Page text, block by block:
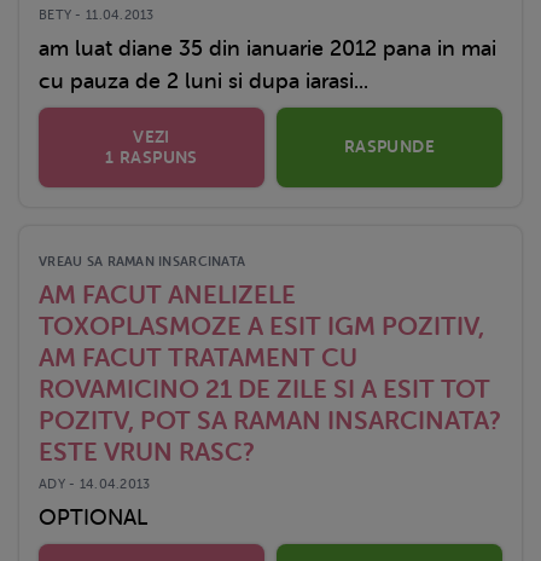
BETY - 11.04.2013
am luat diane 35 din ianuarie 2012 pana in mai
cu pauza de 2 luni si dupa iarasi...
VEZI
1 RASPUNS
RASPUNDE
VREAU SA RAMAN INSARCINATA
AM FACUT ANELIZELE
TOXOPLASMOZE A ESIT IGM POZITIV,
AM FACUT TRATAMENT CU
ROVAMICINO 21 DE ZILE SI A ESIT TOT
POZITV, POT SA RAMAN INSARCINATA?
ESTE VRUN RASC?
ADY - 14.04.2013
OPTIONAL